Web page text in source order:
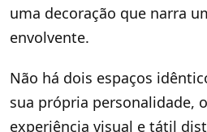
uma decoração que narra
envolvente.
Não há dois espaços
sua própria personalidade,
experiência visual e tátil